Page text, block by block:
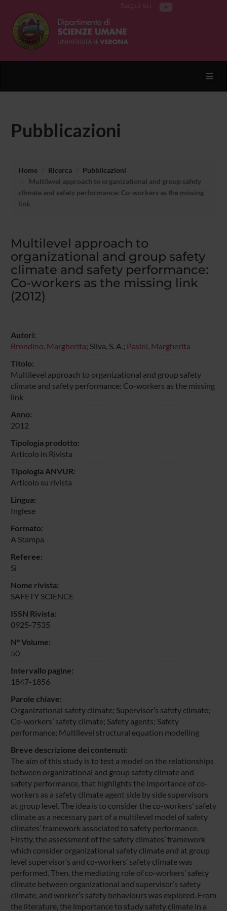
Segui su
Pubblicazioni
Home Ricerca
Pubblicazioni
Multilevel approach to organizational and group safety
climate and safety performance: Co-workers as the missing
link
Multilevel approach to
organizational and group safety
climate and safety performance:
Co-workers as the missing link
(2012)
Autori:
Brondino, Margherita; Silva, S. A.; Pasini, Margherita
Titolo:
Multilevel approach to organizational and group safety
climate and safety performance: Co-workers as the missing
link
Anno:
2012
Tipologia prodotto:
Articolo in Rivista
Tipologia ANVUR:
Articolo su rivista
Lingua:
Inglese
Formato:
A Stampa
Referee:
Sì
Nome rivista:
SAFETY SCIENCE
ISSN Rivista:
0925-7535
N° Volume:
50
Intervallo pagine:
1847-1856
Parole chiave:
Organizational safety climate; Supervisor’s safety climate;
Co-workers’ safety climate; Safety agents; Safety
performance; Multilevel structural equation modelling
Breve descrizione dei contenuti:
The aim of this study is to test a model on the relationships
between organizational and group safety climate and
safety performance, that highlights the importance of co-
workers as a safety climate agent side by side supervisors
at group level. The idea is to consider the co-workers’ safety
climate as a necessary part of a multilevel model of safety
climates’ framework associated to safety performance.
Firstly, the assessment of the safety climates’ framework
which consider organizational safety climate and at group
level supervisor’s and co-workers’ safety climate was
performed. Then, the mediating role of co-workers’ safety
climate between organizational and supervisor’s safety
climate, and worker’s safety behaviours was explored. From
the literature, the importance to study safety climate in a